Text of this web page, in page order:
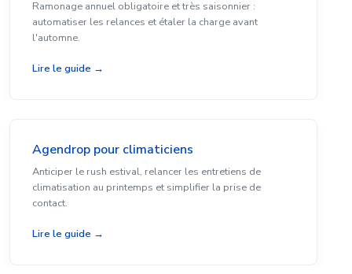
Ramonage annuel obligatoire et très saisonnier :
automatiser les relances et étaler la charge avant
l'automne.
Lire le guide →
Agendrop pour climaticiens
Anticiper le rush estival, relancer les entretiens de
climatisation au printemps et simplifier la prise de
contact.
Lire le guide →